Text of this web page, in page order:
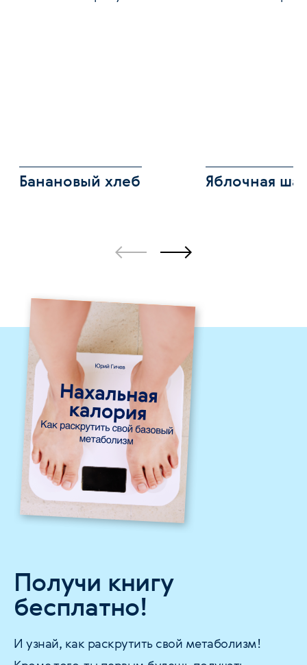
Банановый хлеб Яблочная
Получи книгу
бесплатно!
И узнай, как раскрутить свой метаболизм!